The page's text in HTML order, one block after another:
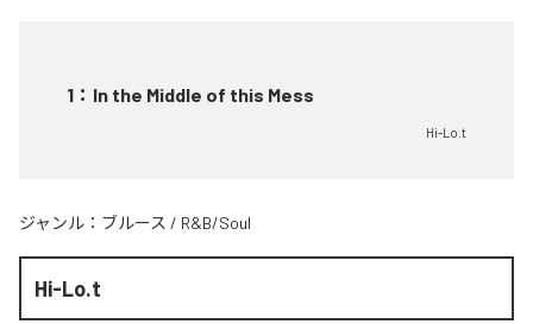
1 ： In the Middle of this Mess
Hi-Lo.t
ジャンル： ブルース / R&B/Soul
Hi-Lo.t